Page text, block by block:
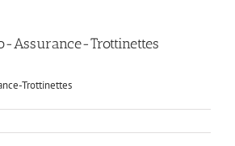
Assurance-Trottinettes
Trottinettes